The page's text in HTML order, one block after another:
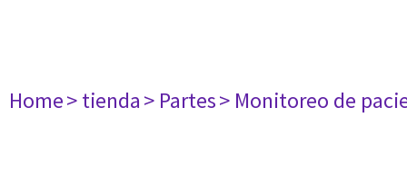
Home> tienda> Partes> Monitoreo de